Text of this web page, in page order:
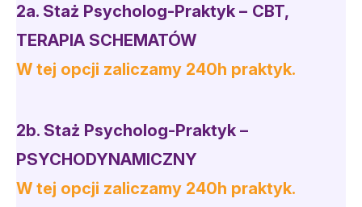
2a. Staż Psycholog-Praktyk – CBT,
TERAPIA SCHEMATÓW
W tej opcji zaliczamy 240h praktyk.
2b. Staż Psycholog-Praktyk –
PSYCHODYNAMICZNY
W tej opcji zaliczamy 240h praktyk.